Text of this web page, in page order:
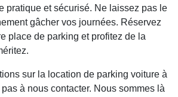
pratique et sécurisé. Ne laissez pas le
gâcher vos journées. Réservez
place de parking et profitez de la
sur la location de parking voiture à
à nous contacter. Nous sommes là